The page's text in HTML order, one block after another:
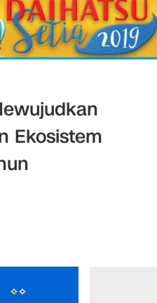
Ekosistem